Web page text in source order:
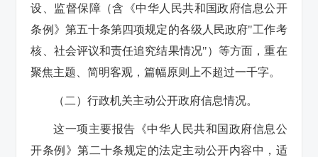
设、监督保障（含《中华人民共和国政府信息公开
条例》第五十条第四项规定的各级人民政府"工作考
核、社会评议和责任追究结果情况"）等方面，重在
聚焦主题、简明客观，篇幅原则上不超过一千字。
（二）行政机关主动公开政府信息情况。
这一项主要报告《中华人民共和国政府信息公
开条例》第二十条规定的法定主动公开内容中，适